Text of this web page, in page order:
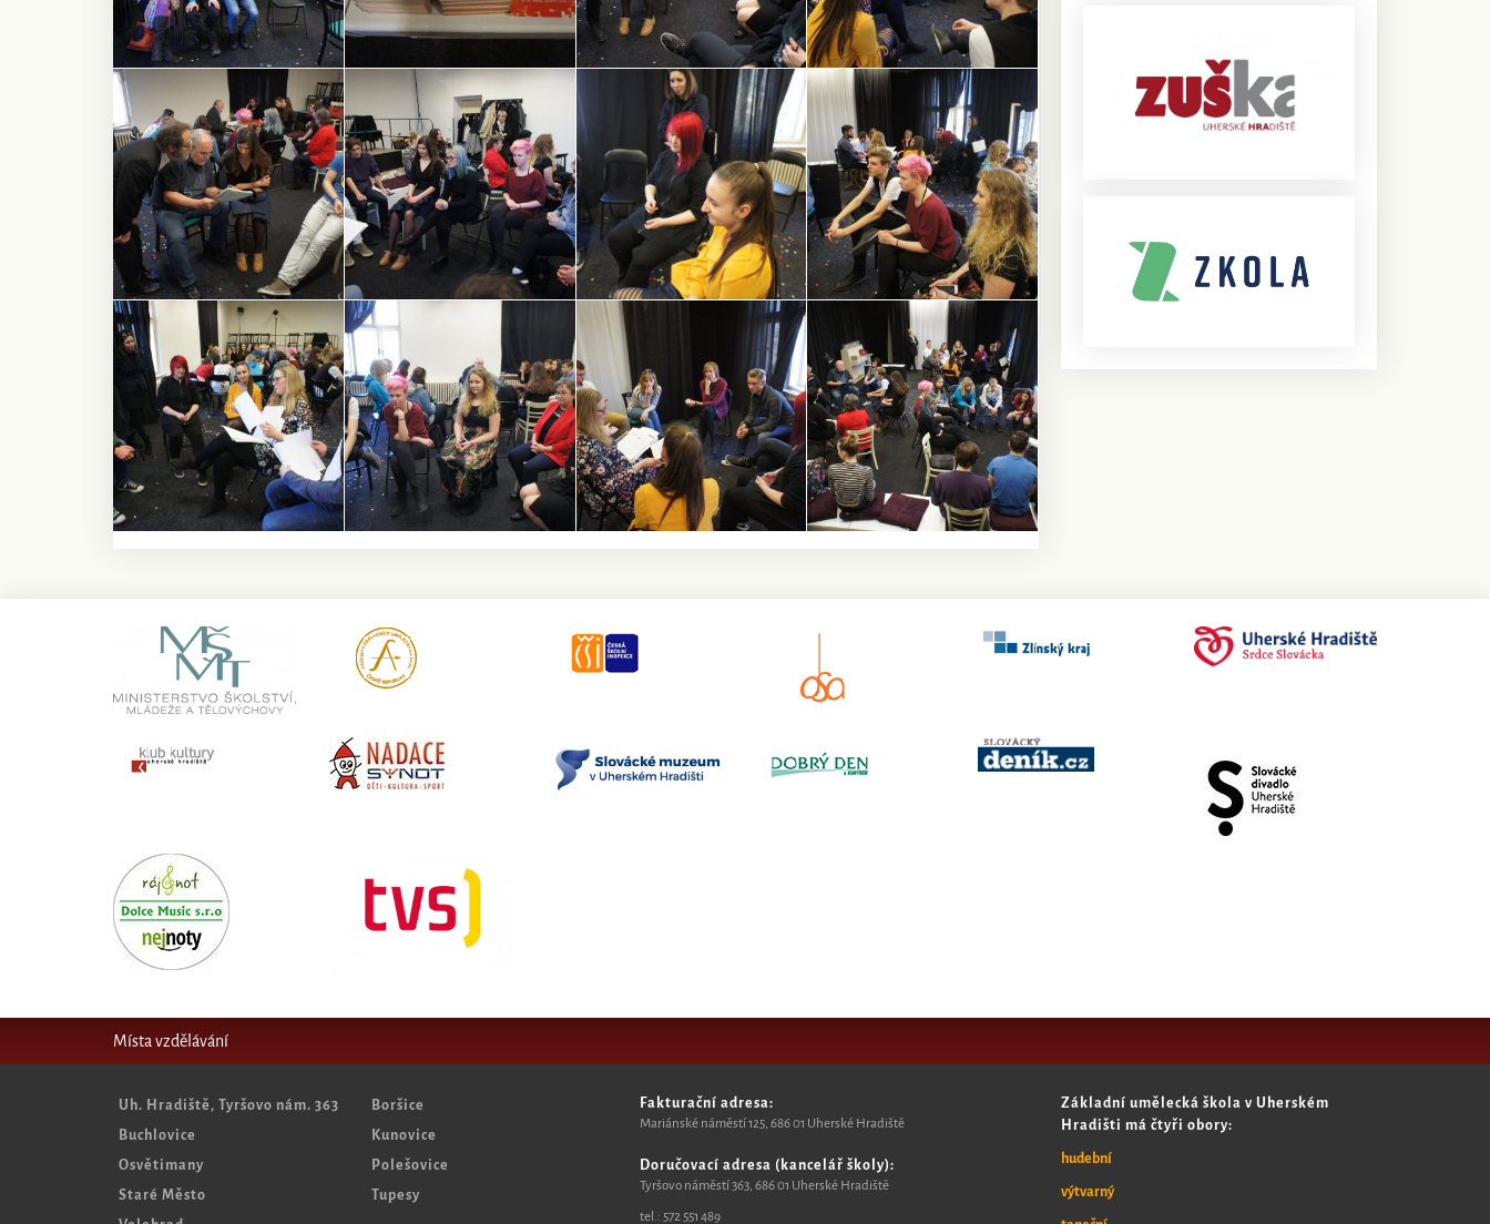
Místa vzdělávání
Uh. Hradiště, Tyršovo nám. 363
Boršice
Buchlovice
Kunovice
Osvětimany
Polešovice
Staré Město
Tupesy
Fakturační adresa:
Mariánské náměstí 125, 686 01 Uherské Hradiště
Doručovací adresa (kancelář školy):
Tyršovo náměstí 363, 686 01 Uherské Hradiště
tel.: 572 551 489​
Základní umělecká škola v Uherském
Hradišti má čtyři obory:
hudební
výtvarný